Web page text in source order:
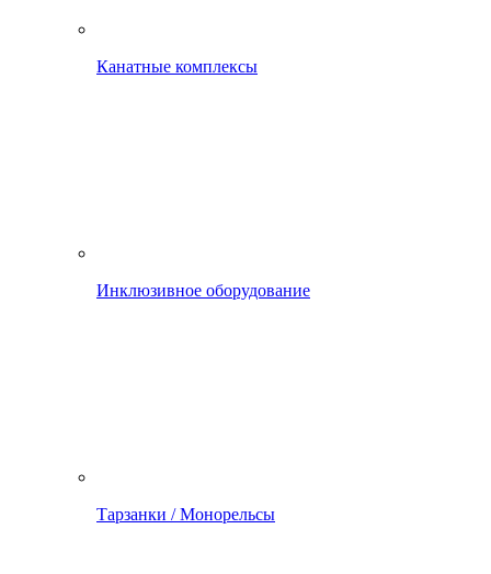
Канатные комплексы
Инклюзивное оборудование
Тарзанки / Монорельсы